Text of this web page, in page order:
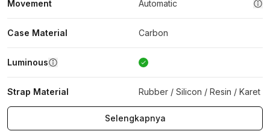
Movement Automatic
Case Material Carbon
Luminous
Strap Material Rubber / Silicon / Resin / Karet
Selengkapnya